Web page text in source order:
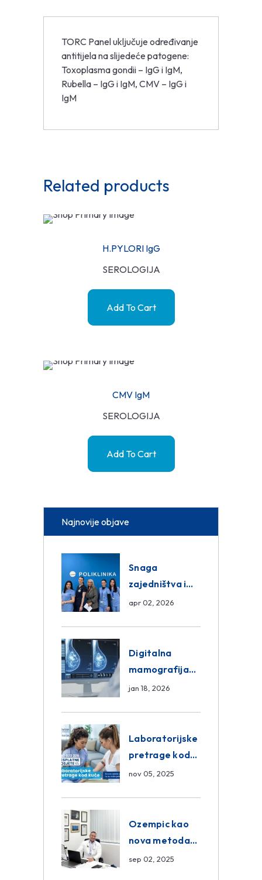
TORC Panel uključuje određivanje
antitijela na slijedeće patogene:
Toxoplasma gondii – IgG i IgM,
Rubella – IgG i IgM, CMV – IgG i
IgM
Related products
H.PYLORI IgG
SEROLOGIJA
Add To Cart
CMV IgM
SEROLOGIJA
Add To Cart
Najnovije objave
Snaga
zajedništva i
razmjena
Group
apr 02, 2026
Digitalna
mamografija
Sarajevo –
Centar
Poliklinika
jan 18, 2026
Laboratorijske
pretrage kod
kuće – novo u
Poliklinici
nov 05, 2025
Ozempic kao
nova metoda
mršavljenja: da
sep 02, 2025